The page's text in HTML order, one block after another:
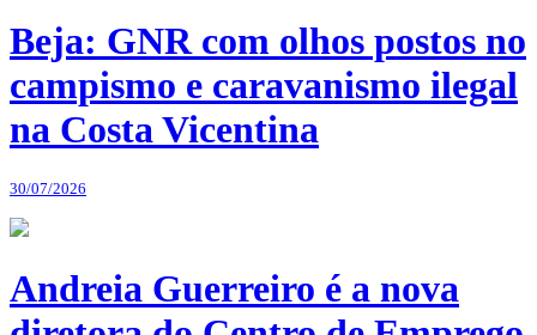
Beja: GNR com olhos postos no
campismo e caravanismo ilegal
na Costa Vicentina
30/07/2026
Andreia Guerreiro é a nova